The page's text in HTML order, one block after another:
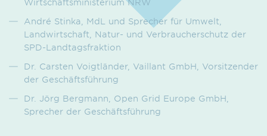
Wirtschaftsministerium NRW
André Stinka, MdL und Sprecher für Umwelt,
Landwirtschaft, Natur- und Verbraucherschutz der
SPD-Landtagsfraktion
Dr. Carsten Voigtländer, Vaillant GmbH, Vorsitzender
der Geschäftsführung
Dr. Jörg Bergmann, Open Grid Europe GmbH,
Sprecher der Geschäftsführung